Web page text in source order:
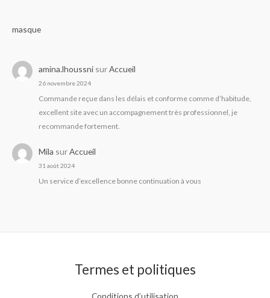
masque
amina.lhoussni surAccueil
26 novembre 2024
Commande reçue dans les délais et conforme comme d’habitude,
excellent site avec un accompagnement très professionnel, je
recommande fortement.
Mila surAccueil
31 août 2024
Un service d’excellence bonne continuation à vous
Termes et politiques
Conditions d’utilisation